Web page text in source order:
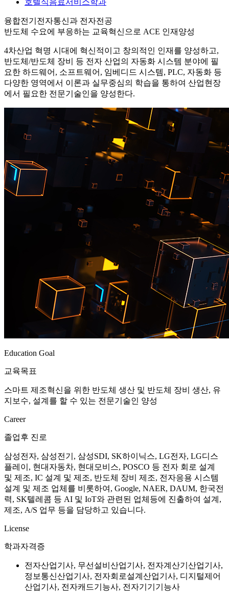
융합전기전자통신과 전자전공
반도체 수요에 부응하는 교육혁신으로 ACE 인재양성
4차산업 혁명 시대에 혁신적이고 창의적인 인재를 양성하고,
반도체/반도체 장비 등 전자 산업의 자동화 시스템 분야에 필
요한 하드웨어, 소프트웨어, 임베디드 시스템, PLC, 자동화 등
다양한 영역에서 이론과 실무중심의 학습을 통하여 산업현장
에서 필요한 전문기술인을 양성한다.
Education Goal
교육목표
스마트 제조혁신을 위한 반도체 생산 및 반도체 장비 생산, 유
지보수, 설계를 할 수 있는 전문기술인 양성
Career
졸업후 진로
삼성전자, 삼성전기, 삼성SDI, SK하이닉스, LG전자, LG디스
플레이, 현대자동차, 현대모비스, POSCO 등 전자 회로 설계
및 제조, IC 설계 및 제조, 반도체 장비 제조, 전자응용 시스템
설계 및 제조 업체를 비롯하여, Google, NAER, DAUM, 한국전
력, SK텔레콤 등 AI 및 IoT와 관련된 업체등에 진출하여 설계,
제조, A/S 업무 등을 담당하고 있습니다.
License
학과자격증
전자산업기사, 무선설비산업기사, 전자계산기산업기사,
정보통신산업기사, 전자회로설계산업기사, 디지털제어
산업기사, 전자캐드기능사, 전자기기기능사